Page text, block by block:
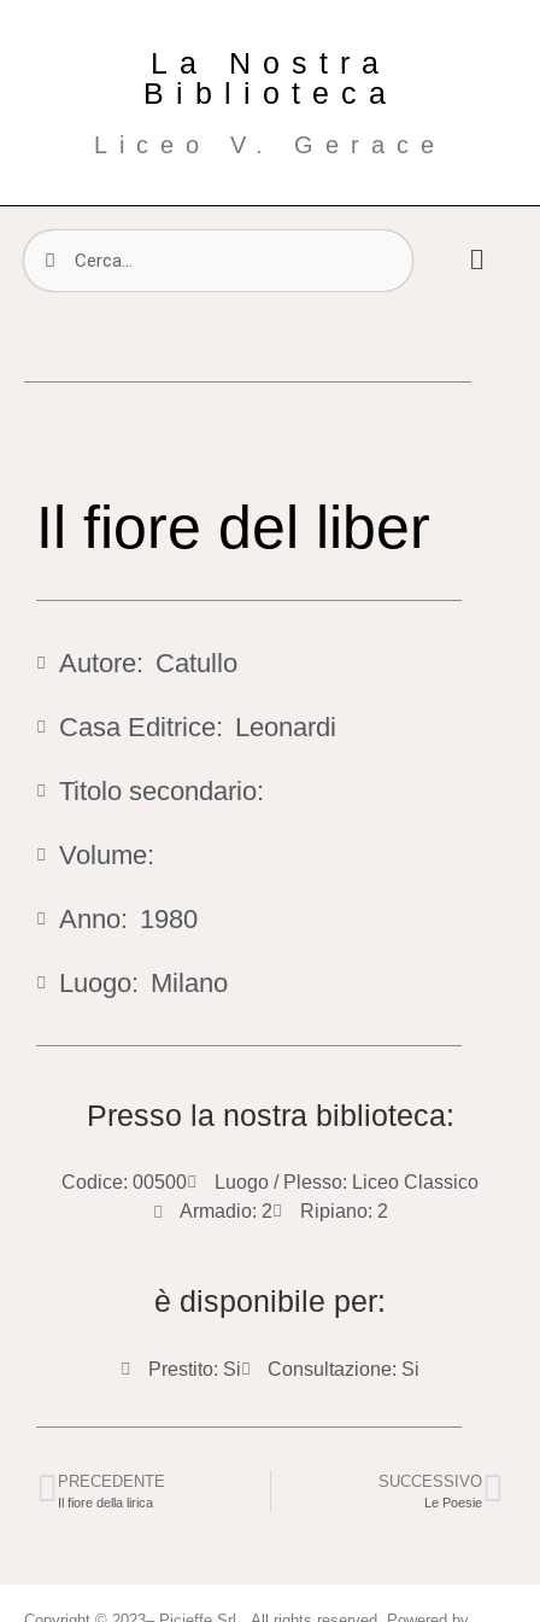
La Nostra
Biblioteca
Liceo V. Gerace
Il fiore del liber
Autore: Catullo
Casa Editrice: Leonardi
Titolo secondario:
Volume:
Anno: 1980
Luogo: Milano
Presso la nostra biblioteca:
Codice: 00500
Luogo / Plesso: Liceo Classico
Armadio: 2
Ripiano: 2
è disponibile per:
Prestito: Si Consultazione: Si
PRECEDENTE
Il fiore della lirica
SUCCESSIVO
Le Poesie